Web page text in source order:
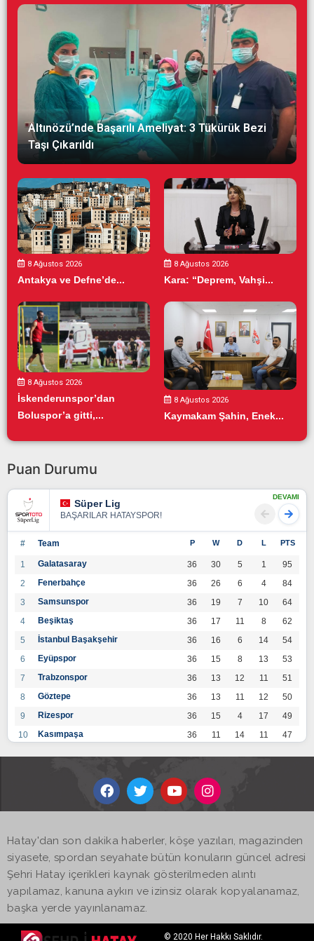
Altınözü’nde Başarılı Ameliyat: 3 Tükürük Bezi
Taşı Çıkarıldı
8 Ağustos 2026
Antakya ve Defne’de...
8 Ağustos 2026
Kara: “Deprem, Vahşi...
8 Ağustos 2026
İskenderunspor’dan
Boluspor’a gitti,...
8 Ağustos 2026
Kaymakam Şahin, Enek...
Puan Durumu
Süper Lig
BAŞARILAR HATAYSPOR!
DEVAMI
# Team P W D L PTS
1 Galatasaray 36 30 5 1
95
2
Fenerbahçe 36 26 6 4
84
3
Samsunspor 36 19 7 10
64
4
Beşiktaş 36 17 11 8
62
5
İstanbul Başakşehir 36 16 6 14
54
6
Eyüpspor 36 15 8 13
53
7
Trabzonspor 36 13 12 11
51
8
Göztepe 36 13 11 12
50
9
Rizespor 36 15 4 17
49
10
Kasımpaşa 36 11 14 11
47
36 12
14
Kayserispor 36 11 12 13
45
BB Bodrumspor 17
Sivasspor
Hatayspor 36
19
Adana Demirspor
Hatay'dan son dakika haberler, köşe yazıları, magazinden
siyasete, spordan seyahate bütün konuların güncel adresi
Şehri Hatay içerikleri kaynak gösterilmeden alıntı
yapılamaz, kanuna aykırı ve izinsiz olarak kopyalanamaz,
başka yerde yayınlanamaz.
© 2020 Her Hakkı Saklıdır.